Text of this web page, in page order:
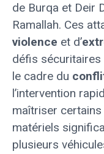
de Burqa et Deir
Ramallah. Ces
violence et d’
défis
le cadre du
l’intervention
maîtriser
matériels
plusieurs